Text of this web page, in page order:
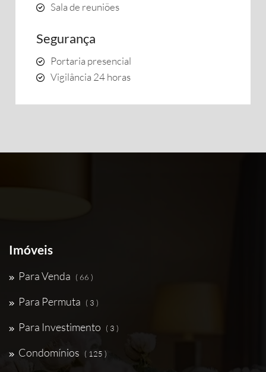
Sala de reuniões
Segurança
Portaria presencial
Vigilância 24 horas
Imóveis
Para Venda ( 66 )
Para Permuta ( 3 )
Para Investimento ( 3 )
Condomínios ( 125 )